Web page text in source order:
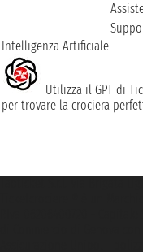
Intelligenza Artificiale
Utilizza il GPT di
per trovare la crociera